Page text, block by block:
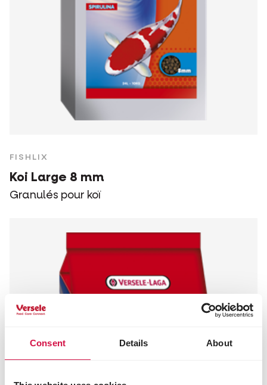
Consent Details About
FISHLIX
Koi Large 8 mm
Granulés pour koï